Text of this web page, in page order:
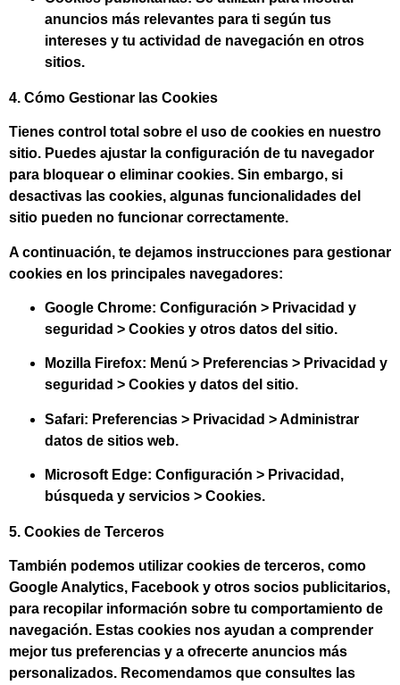
anuncios más relevantes para ti según tus
intereses y tu actividad de navegación en otros
sitios.
4. Cómo Gestionar las Cookies
Tienes control total sobre el uso de cookies en nuestro
sitio. Puedes ajustar la configuración de tu navegador
para bloquear o eliminar cookies. Sin embargo, si
desactivas las cookies, algunas funcionalidades del
sitio pueden no funcionar correctamente.
A continuación, te dejamos instrucciones para gestionar
cookies en los principales navegadores:
Google Chrome: Configuración > Privacidad y
seguridad > Cookies y otros datos del sitio.
Mozilla Firefox: Menú > Preferencias > Privacidad y
seguridad > Cookies y datos del sitio.
Safari: Preferencias > Privacidad > Administrar
datos de sitios web.
Microsoft Edge: Configuración > Privacidad,
búsqueda y servicios > Cookies.
5. Cookies de Terceros
También podemos utilizar cookies de terceros, como
Google Analytics, Facebook y otros socios publicitarios,
para recopilar información sobre tu comportamiento de
navegación. Estas cookies nos ayudan a comprender
mejor tus preferencias y a ofrecerte anuncios más
personalizados. Recomendamos que consultes las